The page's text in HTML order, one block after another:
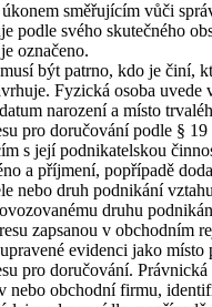
směřujícím vůči
podle svého skutečného
označeno.
být patrno, kdo je činí,
Fyzická osoba uvede
narození a místo
pro doručování podle §
s její podnikatelskou
a příjmení, popřípadě
nebo druh podnikání
druhu
zapsanou v obchodním
evidenci jako
pro doručování.
nebo obchodní firmu,